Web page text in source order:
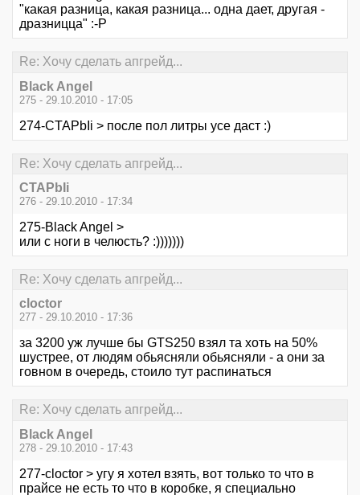
"какая разница, какая разница... одна дает, другая -
дразницца" :-Р
Re: Хочу сделать апгрейд...
Black Angel
275 - 29.10.2010 - 17:05
274-CTAPbIi > после пол литры усе даст :)
Re: Хочу сделать апгрейд...
CTAPbIi
276 - 29.10.2010 - 17:34
275-Black Angel >
или с ноги в челюсть? :)))))))
Re: Хочу сделать апгрейд...
cloctor
277 - 29.10.2010 - 17:36
за 3200 уж лучше бы GTS250 взял та хоть на 50%
шустрее, от людям обьясняли обьясняли - а они за
говном в очередь, стоило тут распинаться
Re: Хочу сделать апгрейд...
Black Angel
278 - 29.10.2010 - 17:43
277-cloctor > угу я хотел взять, вот только то что в
прайсе не есть то что в коробке, я специально